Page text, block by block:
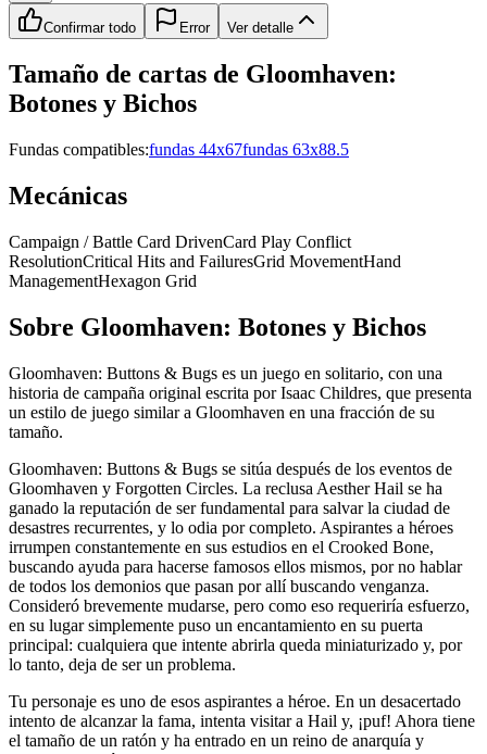
Confirmar todo Error Ver detalle
Tamaño de cartas de Gloomhaven:
Botones y Bichos
Fundas compatibles:fundas 44x67fundas 63x88.5
Mecánicas
Campaign / Battle Card DrivenCard Play Conflict
ResolutionCritical Hits and FailuresGrid MovementHand
ManagementHexagon Grid
Sobre Gloomhaven: Botones y Bichos
Gloomhaven: Buttons & Bugs es un juego en solitario, con una
historia de campaña original escrita por Isaac Childres, que presenta
un estilo de juego similar a Gloomhaven en una fracción de su
tamaño.
Gloomhaven: Buttons & Bugs se sitúa después de los eventos de
Gloomhaven y Forgotten Circles. La reclusa Aesther Hail se ha
ganado la reputación de ser fundamental para salvar la ciudad de
desastres recurrentes, y lo odia por completo. Aspirantes a héroes
irrumpen constantemente en sus estudios en el Crooked Bone,
buscando ayuda para hacerse famosos ellos mismos, por no hablar
de todos los demonios que pasan por allí buscando venganza.
Consideró brevemente mudarse, pero como eso requeriría esfuerzo,
en su lugar simplemente puso un encantamiento en su puerta
principal: cualquiera que intente abrirla queda miniaturizado y, por
lo tanto, deja de ser un problema.
Tu personaje es uno de esos aspirantes a héroe. En un desacertado
intento de alcanzar la fama, intenta visitar a Hail y, ¡puf! Ahora tiene
el tamaño de un ratón y ha entrado en un reino de anarquía y